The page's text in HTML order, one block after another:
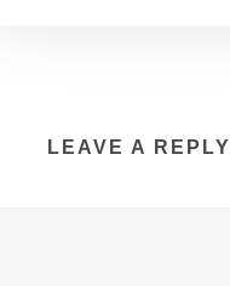
LEAVE A REPLY